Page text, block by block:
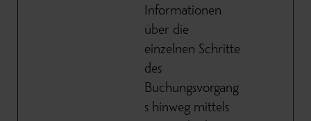
Informationen
über die
einzelnen Schritte
des
Buchungsvorgang
s hinweg mittels